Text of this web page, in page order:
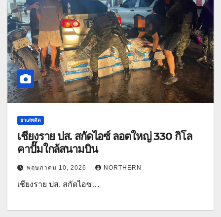
ยาเสพติด
เชียงราย ปส. สกัดไอซ์ ลอตใหญ่ 330 กิโล
คาปั๊มใกล้สนามบิน
พฤษภาคม 10, 2026 NORTHERN
เชียงราย ปส. สกัดไอซ…